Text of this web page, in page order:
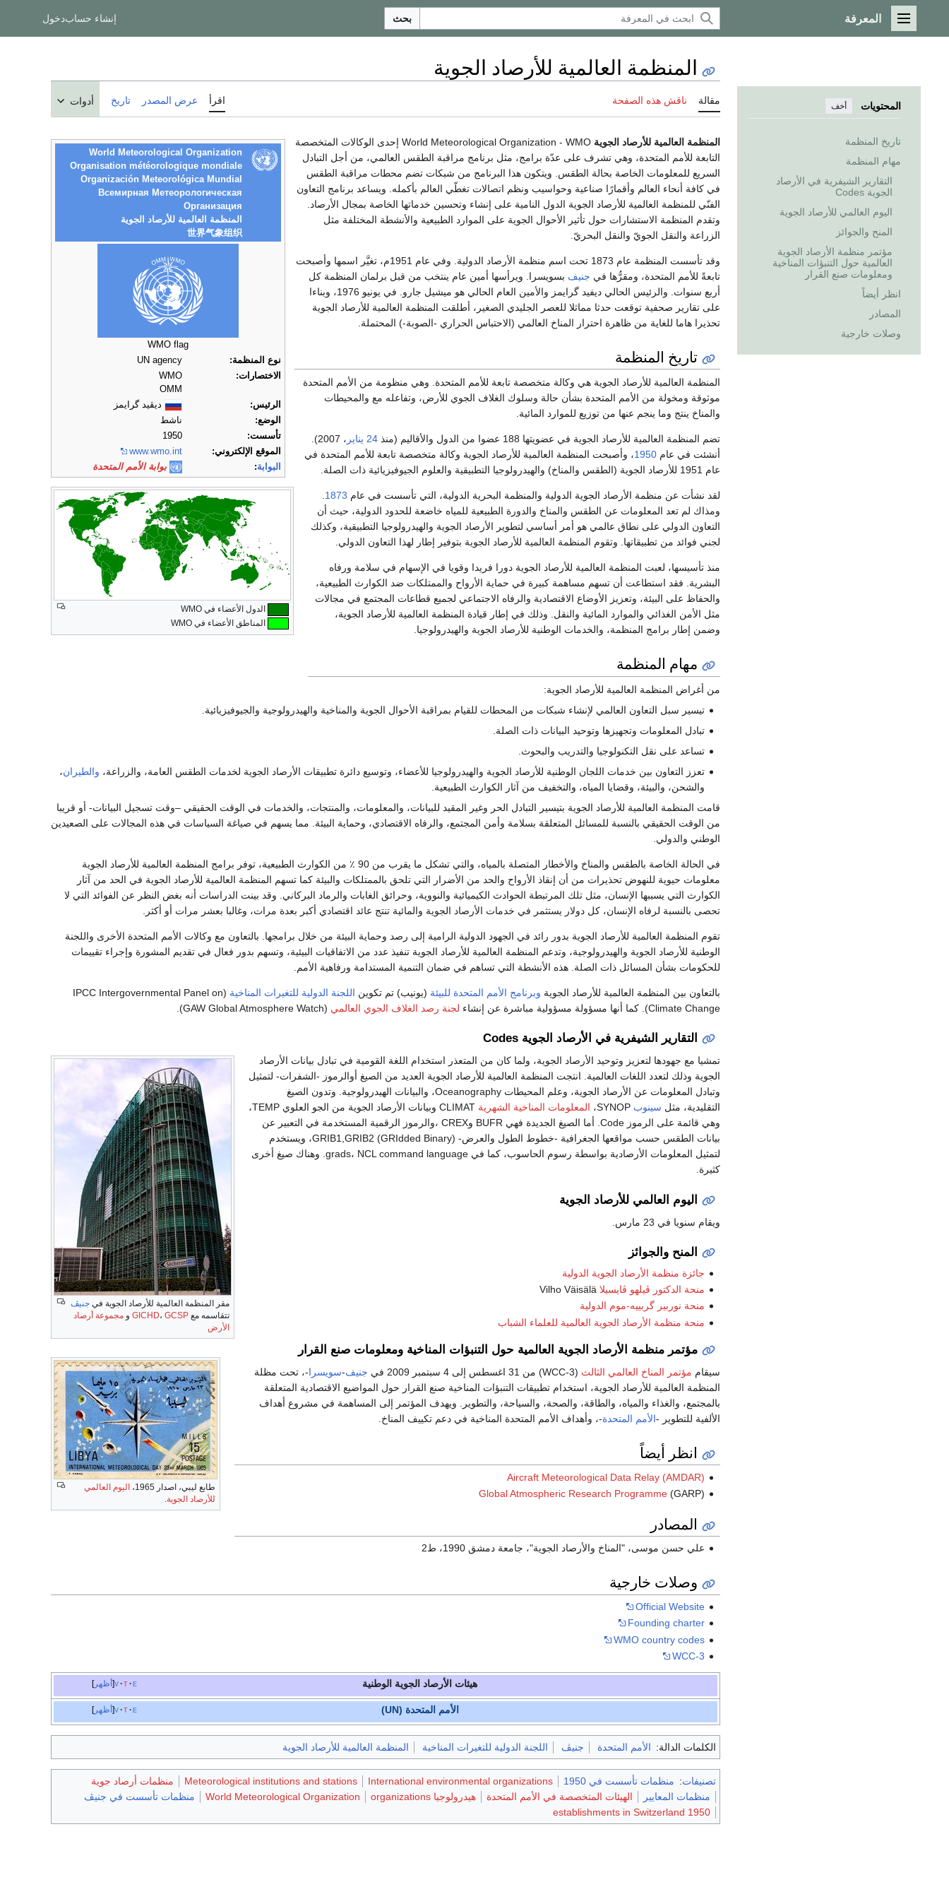
القائمة الرئيسية
المعرفة بحث إنشاء حسابدخول
المحتويات أخف
تاريخ المنظمة
مهام المنظمة
التقارير الشيفرية في الأرصاد
الجوية Codes
اليوم العالمي للأرصاد الجوية
المنح والجوائز
مؤتمر منظمة الأرصاد الجوية
العالمية حول التنبؤات المناخية
ومعلومات صنع القرار
انظر أيضاً
المصادر
وصلات خارجية
المنظمة العالمية للأرصاد الجوية
مقالة ناقش هذه الصفحة اقرأ عرض المصدر تاريخ أدوات
World Meteorological Organization
Organisation météorologique mondiale
Organización Meteorológica Mundial
Всемирная Метеорологическая
Организация
المنظمة العالمية للأرصاد الجوية
世界气象组织
WMO flag
نوع المنظمة:
UN agency
الاختصارات:
WMO
OMM
الرئيس:
ديڤيد گرايمز
الوضع:
ناشط
تأسست:
1950
الموقع الإلكتروني:
www.wmo.int
البوابة: بوابة الأمم المتحدة
المنظمة العالمية للأرصاد الجوية
World Meteorological Organization - WMO إحدى الوكالات المتخصصة
التابعة للأمم المتحدة، وهي تشرف على عدّة برامج، مثل برنامج مراقبة الطقس العالمي، من أجل التبادل
السريع للمعلومات الخاصة بحالة الطقس. ويتكون هذا البرنامج من شبكات تضم محطات مراقبة الطقس
في كافة أنحاء العالم وأقمارًا صناعية وحواسيب ونظم اتصالات تغطّي العالم بأكمله. ويساعد برنامج التعاون
الفنّي للمنظمة العالمية للأرصاد الجوية الدول النامية على إنشاء وتحسين خدماتها الخاصة بمجال الأرصاد.
وتقدم المنظمة الاستشارات حول تأثير الأحوال الجوية على الموارد الطبيعية والأنشطة المختلفة مثل
الزراعة والنقل الجويّ والنقل البحريّ.
وقد تأسست المنظمة عام 1873 تحت اسم منظمة الأرصاد الدولية. وفي عام 1951م، تغيَّر اسمها وأصبحت
تابعةً للأمم المتحدة، ومقرُّها في جنيف بسويسرا. ويرأسها أمين عام ينتخب من قبل برلمان المنظمة كل
أربع سنوات. والرئيس الحالي ديفيد گرايمز والأمين العام الحالي هو ميشيل جارو. في يونيو 1976، وبناءا
على تقارير صحفية توقعت حدثا مماثلا للعصر الجليدي الصغير، أطلقت المنظمة العالمية للأرصاد الجوية
تحذيرا هاما للغاية من ظاهرة احترار المناخ العالمي (الاحتباس الحراري -الصوبة-) المحتملة.
تاريخ المنظمة
الدول الأعضاء في WMO
المناطق الأعضاء في WMO
المنظمة العالمية للأرصاد الجوية هي وكالة متخصصة تابعة للأمم المتحدة. وهي منظومة من الأمم المتحدة
موثوقة ومخولة من الأمم المتحدة بشأن حالة وسلوك الغلاف الجوي للأرض، وتفاعله مع والمحيطات
والمناخ ينتج وما ينجم عنها من توزيع للموارد المائية.
تضم المنظمة العالمية للأرصاد الجوية في عضويتها 188 عضوا من الدول والأقاليم (منذ 24 يناير
، 2007).
أنشئت في عام 1950، وأصبحت المنظمة العالمية للأرصاد الجوية وكالة متخصصة تابعة للأمم المتحدة في
عام 1951 للأرصاد الجوية (الطقس والمناخ) والهيدرولوجيا التطبيقية والعلوم الجيوفيزيائية ذات الصلة.
لقد نشأت عن منظمة الأرصاد الجوية الدولية والمنظمة البحرية الدولية، التي تأسست في عام 1873
.
ومذاك لم تعد المعلومات عن الطقس والمناخ والدورة الطبيعية للمياه خاضعة للحدود الدولية، حيث أن
التعاون الدولي على نطاق عالمي هو أمر أساسي لتطوير الأرصاد الجوية والهيدرولوجيا التطبيقية، وكذلك
لجني فوائد من تطبيقاتها. وتقوم المنظمة العالمية للأرصاد الجوية بتوفير إطار لهذا التعاون الدولي.
منذ تأسيسها، لعبت المنظمة العالمية للأرصاد الجوية دورا فريدا وقويا في الإسهام في سلامة ورفاه
البشرية. فقد استطاعت أن تسهم مساهمة كبيرة في حماية الأرواح والممتلكات ضد الكوارث الطبيعية،
والحفاظ على البيئة، وتعزيز الأوضاع الاقتصادية والرفاه الاجتماعي لجميع قطاعات المجتمع في مجالات
مثل الأمن الغذائي والموارد المائية والنقل. وذلك في إطار قيادة المنظمة العالمية للأرصاد الجوية،
وضمن إطار برامج المنظمة، والخدمات الوطنية للأرصاد الجوية والهيدرولوجيا.
مهام المنظمة
من أغراض المنظمة العالمية للأرصاد الجوية:
تيسير سبل التعاون العالمي لإنشاء شبكات من المحطات للقيام بمراقبة الأحوال الجوية والمناخية والهيدرولوجية والجيوفيزيائية.
تبادل المعلومات وتجهيزها وتوحيد البيانات ذات الصلة.
تساعد على نقل التكنولوجيا والتدريب والبحوث.
تعزز التعاون بين خدمات اللجان الوطنية للأرصاد الجوية والهيدرولوجيا للأعضاء، وتوسيع دائرة تطبيقات الأرصاد الجوية لخدمات الطقس العامة، والزراعة، والطيران،
والشحن، والبيئة، وقضايا المياه، والتخفيف من آثار الكوارث الطبيعية.
قامت المنظمة العالمية للأرصاد الجوية بتيسير التبادل الحر وغير المقيد للبيانات، والمعلومات، والمنتجات، والخدمات في الوقت الحقيقي –وقت تسجيل البيانات- أو قريبا
من الوقت الحقيقي بالنسبة للمسائل المتعلقة بسلامة وأمن المجتمع، والرفاه الاقتصادي، وحماية البيئة. مما يسهم في صياغة السياسات في هذه المجالات على الصعيدين
الوطني والدولي.
في الحالة الخاصة بالطقس والمناخ والأخطار المتصلة بالمياه، والتي تشكل ما يقرب من 90 ٪ من الكوارث الطبيعية، توفر برامج المنظمة العالمية للأرصاد الجوية
معلومات حيوية للنهوض تحذيرات من أن إنقاذ الأرواح والحد من الأضرار التي تلحق بالممتلكات والبيئة كما تسهم المنظمة العالمية للأرصاد الجوية في الحد من آثار
الكوارث التي يسببها الإنسان، مثل تلك المرتبطة الحوادث الكيميائية والنووية، وحرائق الغابات والرماد البركاني. وقد بينت الدراسات أنه بغض النظر عن الفوائد التي لا
تحصى بالنسبة لرفاه الإنسان، كل دولار يستثمر في خدمات الأرصاد الجوية والمائية تنتج عائد اقتصادي أكبر بعدة مرات، وغالبا بعشر مرات أو أكثر.
تقوم المنظمة العالمية للأرصاد الجوية بدور رائد في الجهود الدولية الرامية إلى رصد وحماية البيئة من خلال برامجها. بالتعاون مع وكالات الأمم المتحدة الأخرى واللجنة
الوطنية للأرصاد الجوية والهيدرولوجية، وتدعم المنظمة العالمية للأرصاد الجوية تنفيذ عدد من الاتفاقيات البيئية، وتسهم بدور فعال في تقديم المشورة وإجراء تقييمات
للحكومات بشأن المسائل ذات الصلة. هذه الأنشطة التي تساهم في ضمان التنمية المستدامة ورفاهية الأمم.
بالتعاون بين المنظمة العالمية للأرصاد الجوية وبرنامج الأمم المتحدة للبيئة (يونيب) تم تكوين اللجنة الدولية للتغيرات المناخية
(IPCC Intergovernmental Panel on
Climate Change). كما أنها مسؤولة مسؤولية مباشرة عن إنشاء
لجنة رصد الغلاف الجوي العالمي (GAW Global Atmosphere Watch).
التقارير الشيفرية في الأرصاد الجوية Codes
مقر المنظمة العالمية للأرصاد الجوية في جنيڤ
تتقاسمه مع
GICHD، GCSP و مجموعة أرصاد
الأرض
تمشيا مع جهودها لتعزيز وتوحيد الأرصاد الجوية، ولما كان من المتعذر استخدام اللغة القومية في تبادل بيانات الأرصاد
الجوية وذلك لتعدد اللغات العالمية. انتجت المنظمة العالمية للأرصاد الجوية العديد من الصيغ أوالرموز -الشفرات- لتمثيل
وتبادل المعلومات عن الأرصاد الجوية، وعلم المحيطات Oceanography، والبيانات الهيدرولوجية. وتدون الصيغ
التقليدية، مثل سينوب المعلومات المناخية الشهرية
CLIMAT وبيانات الأرصاد الجوية من الجو العلوي TEMP،
وهي قائمة على الرموز Code. أما الصيغ الجديدة فهي BUFR وCREX ،والرموز الرقمية المستخدمة في التعبير عن
بيانات الطقس حسب مواقعها الجغرافية -خطوط الطول والعرض- (GRIB1,GRIB2 (GRIdded Binary، ويستخدم
لتمثيل المعلومات الأرصادية بواسطة رسوم الحاسوب، كما في grads، NCL command language. وهناك صيغ أخرى
كثيرة.
اليوم العالمي للأرصاد الجوية
طابع ليبي، اصدار 1965،
اليوم العالمي
للأرصاد الجوية
ويقام سنويا في 23 مارس.
المنح والجوائز
جائزة منظمة الأرصاد الجوية الدولية
منحة الدكتور ڤيلهو ڤايسيلا
منحة نوربير گربييه-موم الدولية
منحة منظمة الأرصاد الجوية العالمية للعلماء الشباب
مؤتمر منظمة الأرصاد الجوية العالمية حول التنبؤات المناخية ومعلومات صنع القرار
سيقام مؤتمر المناخ العالمي الثالث (WCC-3) من 31 اغسطس إلى 4 سبتمبر 2009 في جنيف-سويسرا-، تحت مظلة
المنظمة العالمية للأرصاد الجوية، استخدام تطبيقات التنبؤات المناخية صنع القرار حول المواضيع الاقتصادية المتعلقة
بالمجتمع، والغذاء والمياه، والطاقة، والصحة، والسياحة، والتطوير. ويهدف المؤتمر إلى المساهمة في مشروع أهداف
الألفية للتطوير -الأمم المتحدة-، وأهداف الأمم المتحدة المناخية في دعم تكييف المناخ.
انظر أيضاً
Aircraft Meteorological Data Relay (AMDAR)
Global Atmospheric Research Programme(GARP)
المصادر
علي حسن موسى، "المناخ والأرصاد الجوية"، جامعة دمشق 1990، ط2
وصلات خارجية
Official Website
Founding charter
WMO country codes
WCC-3
أظهر v t e هيئات الأرصاد الجوية الوطنية
أظهر v t e الأمم المتحدة (UN)
الكلمات الدالة: الأمم المتحدة جنيڤ اللجنة الدولية للتغيرات المناخية المنظمة العالمية للأرصاد الجوية
تصنيفات: منظمات تأسست في 1950 International environmental organizations
Meteorological institutions and stations
منظمات أرصاد جوية
منظمات المعايير
الهيئات المتخصصة في الأمم المتحدة هيدرولوجيا organizations World Meteorological Organization
منظمات تأسست في جنيڤ
1950 establishments in Switzerland